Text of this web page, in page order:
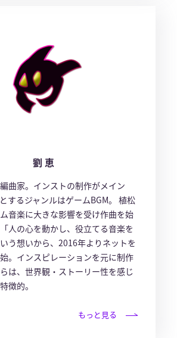
劉 恵
曲家。インストの制作がメイン
するジャンルはゲームBGM。 植松
音楽に大きな影響を受け作曲を始
人の心を動かし、役立てる音楽を
う想いから、2016年よりネットを
。インスピレーションを元に制作
は、世界観・ストーリー性を感じ
徴的。
もっと見る